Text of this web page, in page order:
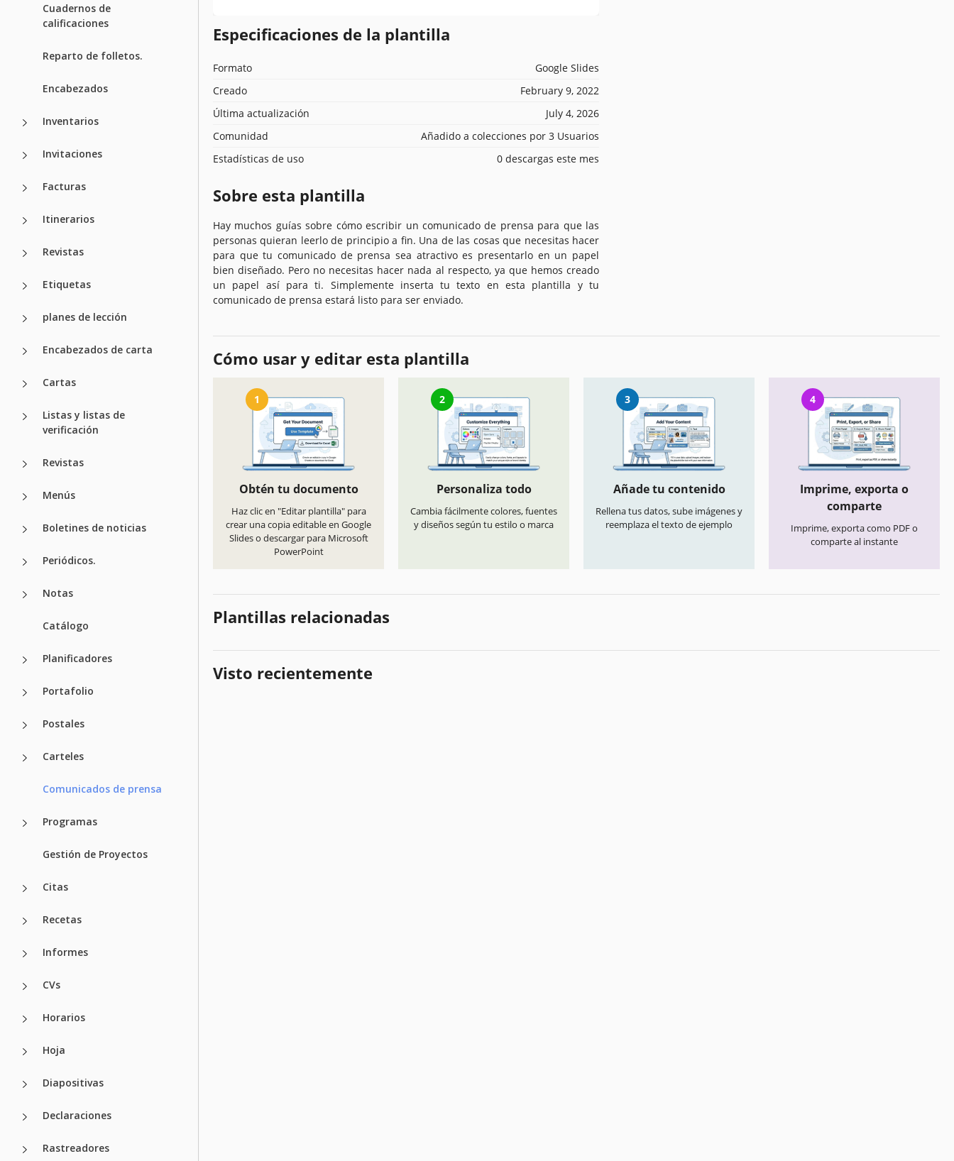
Cuadernos de
calificaciones
Reparto de folletos.
Encabezados
Inventarios
Invitaciones
Facturas
Itinerarios
Revistas
Etiquetas
planes de lección
Encabezados de carta
Cartas
Listas y listas de
verificación
Revistas
Menús
Boletines de noticias
Periódicos.
Notas
Catálogo
Planificadores
Portafolio
Postales
Carteles
Comunicados de prensa
Programas
Gestión de Proyectos
Citas
Recetas
Informes
CVs
Horarios
Hoja
Diapositivas
Declaraciones
Rastreadores
Especificaciones de la plantilla
Formato
Google Slides
Creado
February 9, 2022
Última actualización
July 4, 2026
Comunidad
Añadido a colecciones por 3 Usuarios
Estadísticas de uso
0 descargas este mes
Sobre esta plantilla
Hay muchos guías sobre cómo escribir un comunicado de prensa para que las
personas quieran leerlo de principio a fin. Una de las cosas que necesitas hacer
para que tu comunicado de prensa sea atractivo es presentarlo en un papel
bien diseñado. Pero no necesitas hacer nada al respecto, ya que hemos creado
un papel así para ti. Simplemente inserta tu texto en esta plantilla y tu
comunicado de prensa estará listo para ser enviado.
Cómo usar y editar esta plantilla
1
Obtén tu documento
Haz clic en "Editar plantilla" para
crear una copia editable en Google
Slides o descargar para Microsoft
PowerPoint
2
Personaliza todo
Cambia fácilmente colores, fuentes
y diseños según tu estilo o marca
3
Añade tu contenido
Rellena tus datos, sube imágenes y
reemplaza el texto de ejemplo
4
Imprime, exporta o
comparte
Imprime, exporta como PDF o
comparte al instante
Plantillas relacionadas
Visto recientemente